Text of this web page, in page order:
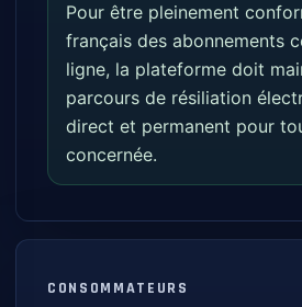
Pour être pleinement
français des abonnements
ligne, la plateforme doit
parcours de résiliation
direct et permanent pour
concernée.
CONSOMMATEURS